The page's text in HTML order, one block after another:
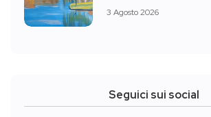
3 Agosto 2026
Seguici sui social